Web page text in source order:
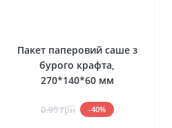
Пакет паперовий саше з
бурого крафта,
270*140*60 мм
0.95 грн -40%